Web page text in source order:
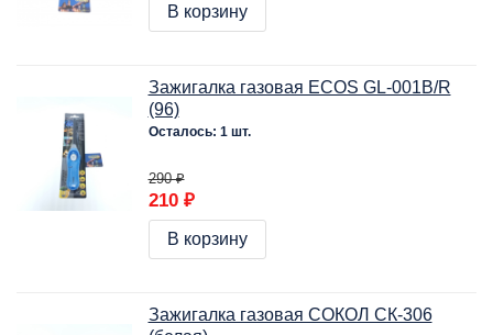
В корзину
Зажигалка газовая ECOS GL-001B/R
(96)
Осталось: 1 шт.
290 ₽
210 ₽
В корзину
Зажигалка газовая СОКОЛ СК-306